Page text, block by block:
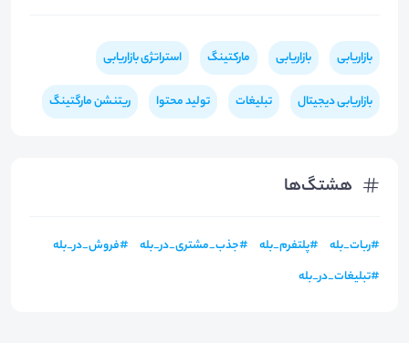
بازاریابی بازاریابی مارکتینگ استراتژی بازاریابی
بازاریابی دیجیتال تبلیغات تولید محتوا ریتنشن مارگتینگ
هشتگ‌ها
#ربات_بله #پلتفرم_بله #جذب_مشتری_در_بله #فروش_در_بله
#تبلیغات_در_بله